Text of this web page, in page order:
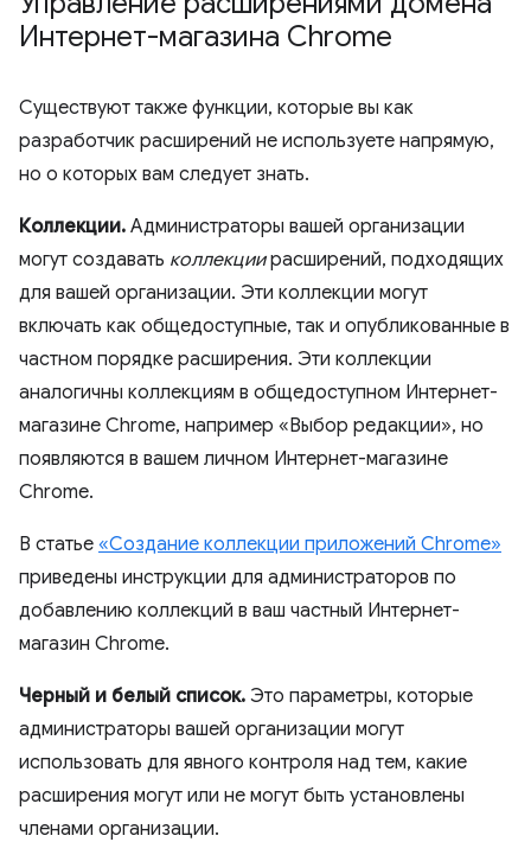
Интернет-магазина Chrome
Существуют также функции, которые вы как
разработчик расширений не используете напрямую,
но о которых вам следует знать.
Коллекции. Администраторы вашей организации
могут создавать коллекциирасширений, подходящих
для вашей организации. Эти коллекции могут
включать как общедоступные, так и опубликованные в
частном порядке расширения. Эти коллекции
аналогичны коллекциям в общедоступном Интернет-
магазине Chrome, например «Выбор редакции», но
появляются в вашем личном Интернет-магазине
Chrome.
В статье «Создание коллекции приложений Chrome»
приведены инструкции для администраторов по
добавлению коллекций в ваш частный Интернет-
магазин Chrome.
Черный и белый список. Это параметры, которые
администраторы вашей организации могут
использовать для явного контроля над тем, какие
расширения могут или не могут быть установлены
членами организации.